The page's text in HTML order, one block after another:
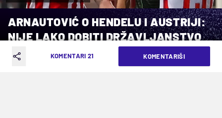
ARNAUTOVIĆ O HENDELU I AUSTRIJI:
NIJE LAKO DOBITI DRŽAVLJANSTVO
VREME ČITANJA: 4MIN | SRE. 08.10.25. | 10:19
KOMENTARI 21 KOMENTARIŠI